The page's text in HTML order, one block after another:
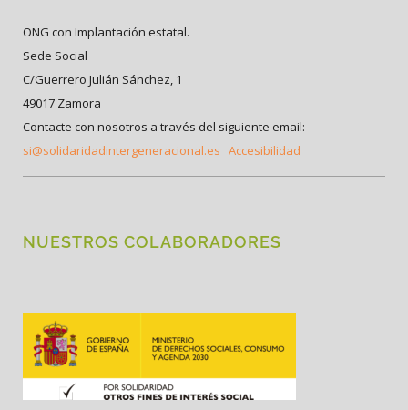
ONG con Implantación estatal.
Sede Social
C/Guerrero Julián Sánchez, 1
49017 Zamora
Contacte con nosotros a través del siguiente email:
si@solidaridadintergeneracional.es Accesibilidad
NUESTROS COLABORADORES